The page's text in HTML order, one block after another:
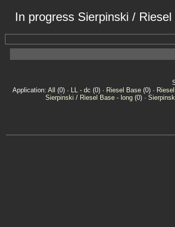
In progress Sierpinski /
Application: All (0) · LL - dc (0) · Riesel Base(0) ·
Sierpinski / Riesel Base - long(0) ·